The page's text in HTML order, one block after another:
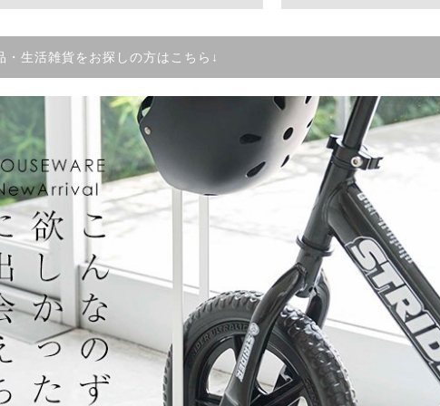
・生活雑貨をお探しの方はこちら↓